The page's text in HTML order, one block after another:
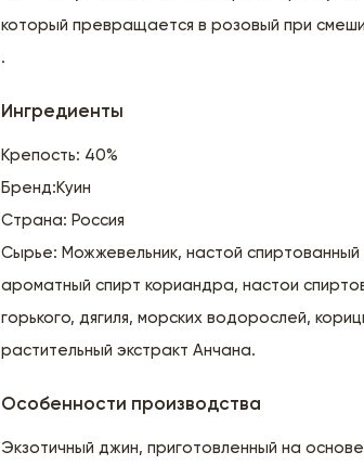
который превращается в розовый при
.
Ингредиенты
Крепость: 40%
Бренд:Куин
Страна: Россия
Сырье: Можжевельник, настой спиртованный
ароматный спирт кориандра, настои
горького, дягиля, морских водорослей,
растительный экстракт Анчана.
Особенности производства
Экзотичный джин, приготовленный на основе